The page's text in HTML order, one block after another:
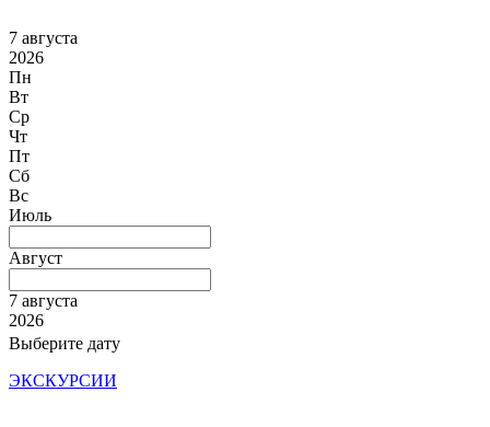
7 августа
2026
Пн
Вт
Ср
Чт
Пт
Сб
Вс
Июль
Август
7 августа
2026
Выберите дату
ЭКСКУРСИИ